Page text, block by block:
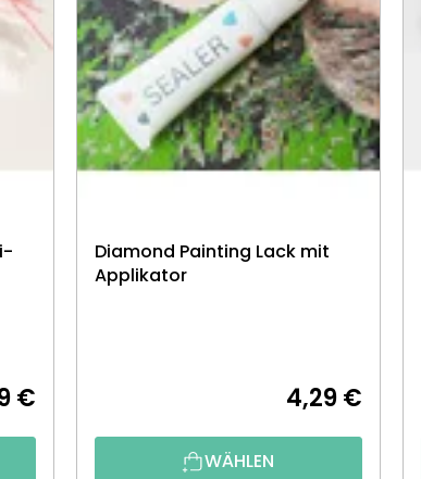
€
Diamond Painting Lack mit
Applikator
4,29 €
WÄHLEN